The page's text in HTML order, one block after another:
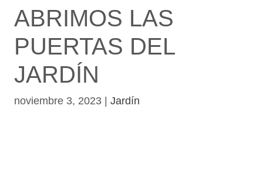
ABRIMOS LAS
PUERTAS DEL
JARDÍN
noviembre 3, 2023 Jardín